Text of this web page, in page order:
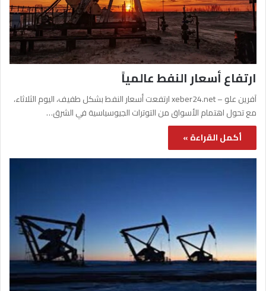
ارتفاع أسعار النفط عالمياً
آفرين علو – xeber24.net ارتفعت أسعار النفط بشكل طفيف، اليوم الثلاثاء،
مع تحول اهتمام الأسواق من التوترات الجيوسياسية في الشرق…
أكمل القراءة »